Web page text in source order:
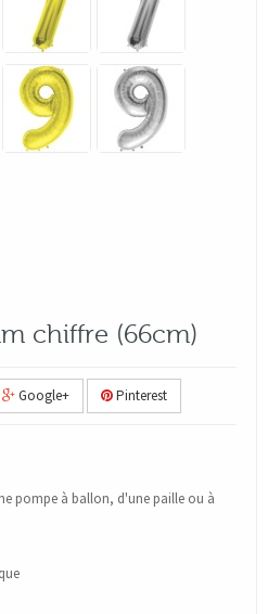
chiffre (66cm)
Google+ Pinterest
pompe à ballon, d'une paille ou à